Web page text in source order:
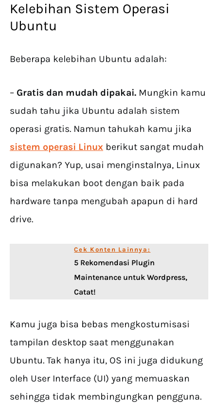
Kelebihan Sistem Operasi
Ubuntu
Beberapa kelebihan Ubuntu adalah:
– Gratis dan mudah dipakai. Mungkin kamu
sudah tahu jika Ubuntu adalah sistem
operasi gratis. Namun tahukah kamu jika
sistem operasi Linux berikut sangat mudah
digunakan? Yup, usai menginstalnya, Linux
bisa melakukan boot dengan baik pada
hardware tanpa mengubah apapun di hard
drive.
Cek Konten Lainnya:
5 Rekomendasi Plugin
Maintenance untuk Wordpress,
Catat!
Kamu juga bisa bebas mengkostumisasi
tampilan desktop saat menggunakan
Ubuntu. Tak hanya itu, OS ini juga didukung
oleh User Interface (UI) yang memuaskan
sehingga tidak membingungkan pengguna.